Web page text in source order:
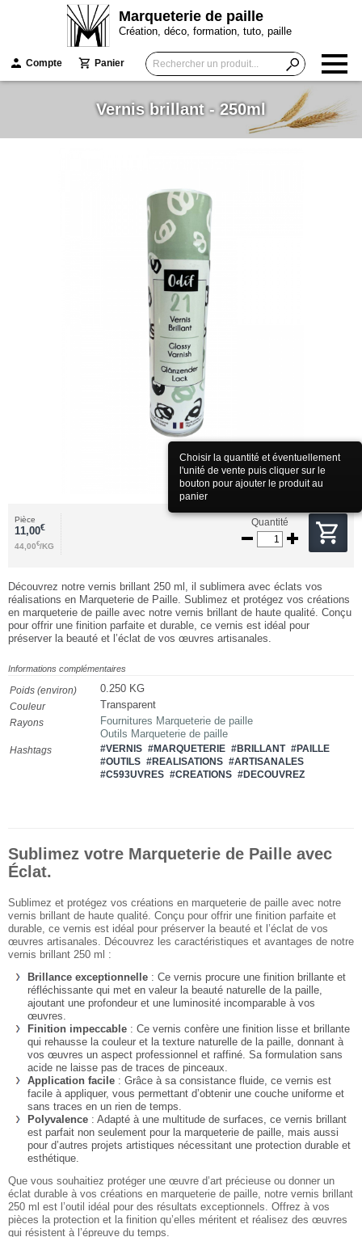
Marqueterie de paille
Création, déco, formation, tuto, paille
Compte Panier
Vernis brillant - 250ml
Pièce
11,00€
44,00€/KG
Quantité
Découvrez notre vernis brillant 250 ml, il sublimera avec éclats vos
réalisations en Marqueterie de Paille. Sublimez et protégez vos créations
en marqueterie de paille avec notre vernis brillant de haute qualité. Conçu
pour offrir une finition parfaite et durable, ce vernis est idéal pour
préserver la beauté et l’éclat de vos œuvres artisanales.
Informations complémentaires
Poids (environ) 0.250 KG
Couleur Transparent
Rayons
Fournitures Marqueterie de paille
Outils Marqueterie de paille
Hashtags #VERNIS #MARQUETERIE #BRILLANT #PAILLE
#OUTILS #REALISATIONS #ARTISANALES
#C593UVRES #CREATIONS #DECOUVREZ
Sublimez votre Marqueterie de Paille avec
Éclat.
Sublimez et protégez vos créations en marqueterie de paille avec notre
vernis brillant de haute qualité. Conçu pour offrir une finition parfaite et
durable, ce vernis est idéal pour préserver la beauté et l’éclat de vos
œuvres artisanales. Découvrez les caractéristiques et avantages de notre
vernis brillant 250 ml :
Brillance exceptionnelle : Ce vernis procure une finition brillante et
réfléchissante qui met en valeur la beauté naturelle de la paille,
ajoutant une profondeur et une luminosité incomparable à vos
œuvres.
Finition impeccable : Ce vernis confère une finition lisse et brillante
qui rehausse la couleur et la texture naturelle de la paille, donnant à
vos œuvres un aspect professionnel et raffiné. Sa formulation sans
acide ne laisse pas de traces de pinceaux.
Application facile : Grâce à sa consistance fluide, ce vernis est
facile à appliquer, vous permettant d’obtenir une couche uniforme et
sans traces en un rien de temps.
Polyvalence : Adapté à une multitude de surfaces, ce vernis brillant
est parfait non seulement pour la marqueterie de paille, mais aussi
pour d’autres projets artistiques nécessitant une protection durable et
esthétique.
Que vous souhaitiez protéger une œuvre d’art précieuse ou donner un
éclat durable à vos créations en marqueterie de paille, notre vernis brillant
250 ml est l’outil idéal pour des résultats exceptionnels. Offrez à vos
pièces la protection et la finition qu’elles méritent et réalisez des œuvres
qui résistent à l’épreuve du temps.
Choisir la quantité et éventuellement
l'unité de vente puis cliquer sur le
bouton pour ajouter le produit au
panier